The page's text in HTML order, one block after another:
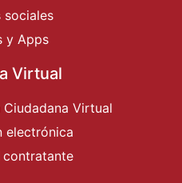
sociales
y Apps
Virtual
Virtual
electrónica